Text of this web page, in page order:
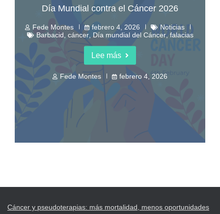
Día Mundial contra el Cáncer 2026
Fede Montes febrero 4, 2026
Noticias
Barbacid cáncer, Día mundial del Cáncer, falacias
Lee más
Fede Montes febrero 4, 2026
Cáncer y pseudoterapias: más mortalidad, menos oportunidades